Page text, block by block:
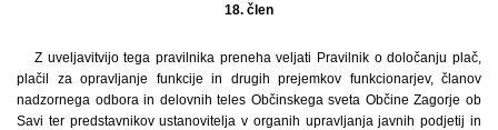
18. člen
Z uveljavitvijo tega pravilnika preneha veljati Pravilnik o določanju plač,
plačil za opravljanje funkcije in drugih prejemkov funkcionarjev, članov
nadzornega odbora in delovnih teles Občinskega sveta Občine Zagorje ob
Savi ter predstavnikov ustanovitelja v organih upravljanja javnih podjetij in